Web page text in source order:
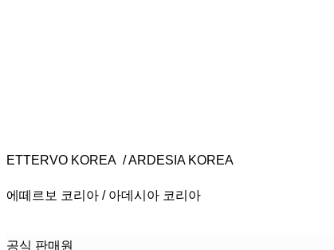
ETTERVO KOREA / ARDESIA KOREA
에떼르보 코리아 / 아데시아 코리아
공식 판매원